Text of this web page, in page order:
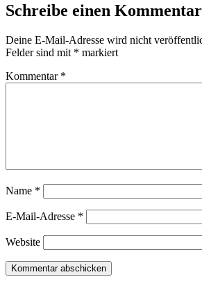
Schreibe einen Kommentar
Deine E-Mail-Adresse wird nicht
Felder sind mit * markiert
Kommentar *
Name *
E-Mail-Adresse *
Website